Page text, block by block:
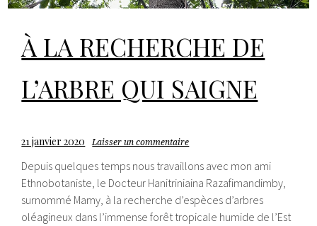
À LA RECHERCHE DE
L’ARBRE QUI SAIGNE
21 janvier 2020 Laisser un commentaire
Depuis quelques temps nous travaillons avec mon ami
Ethnobotaniste, le Docteur Hanitriniaina Razafimandimby,
surnommé Mamy, à la recherche d’espèces d’arbres
oléagineux dans l’immense forêt tropicale humide de l’Est